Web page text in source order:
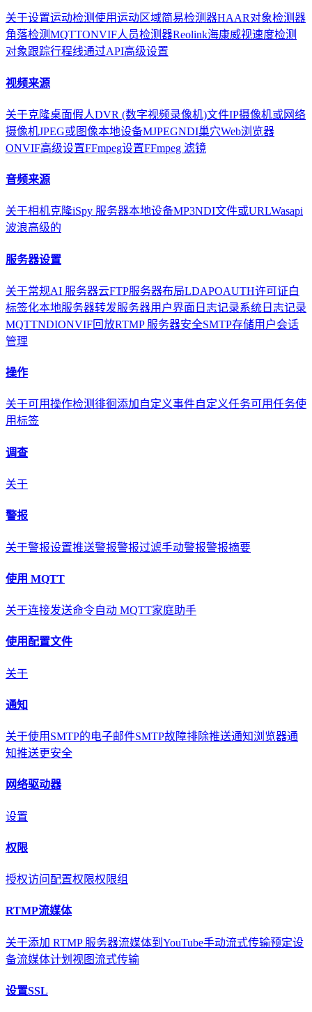
关于设置运动检测使用运动区域简易检测器HAAR对象检测器
角落检测MQTTONVIF人员检测器Reolink海康威视速度检测
对象跟踪行程线通过API高级设置
视频来源
关于克隆桌面假人DVR (数字视频录像机)文件IP摄像机或网络
摄像机JPEG或图像本地设备MJPEGNDI巢穴Web浏览器
ONVIF高级设置FFmpeg设置FFmpeg 滤镜
音频来源
关于相机克隆iSpy 服务器本地设备MP3NDI文件或URLWasapi
波浪高级的
服务器设置
关于常规AI 服务器云FTP服务器布局LDAPOAUTH许可证白
标签化本地服务器转发服务器用户界面 日志记录系统日志记录
MQTTNDIONVIF回放RTMP 服务器安全SMTP存储用户会话
管理
操作
关于可用操作检测徘徊添加自定义事件自定义任务可用任务使
用标签
调查
关于
警报
关于警报设置推送警报警报过滤手动警报警报摘要
使用 MQTT
关于连接发送命令自动 MQTT家庭助手
使用配置文件
关于
通知
关于使用SMTP的电子邮件SMTP故障排除推送通知浏览器通
知推送更安全
网络驱动器
设置
权限
授权访问 配置权限权限组
RTMP流媒体
关于添加 RTMP 服务器流媒体到YouTube手动流式传输预定设
备流媒体计划视图流式传输
设置SSL